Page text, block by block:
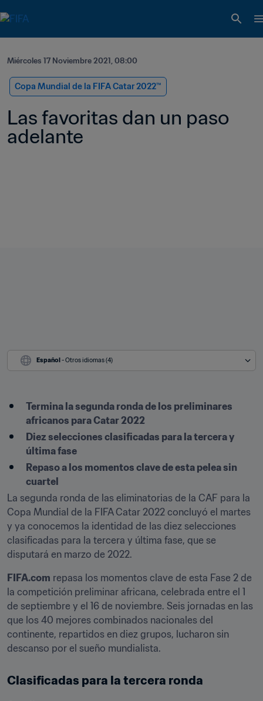
Miércoles 17 Noviembre 2021, 08:00
Copa Mundial de la FIFA Catar 2022™
Las favoritas dan un paso
adelante
Español - Otros idiomas (4)
Termina la segunda ronda de los preliminares
africanos para Catar 2022
Diez selecciones clasificadas para la tercera y
última fase
Repaso a los momentos clave de esta pelea sin
cuartel
La segunda ronda de las eliminatorias de la CAF para la
Copa Mundial de la FIFA Catar 2022 concluyó el martes
y ya conocemos la identidad de las diez selecciones
clasificadas para la tercera y última fase, que se
disputará en marzo de 2022.
FIFA.com repasa los momentos clave de esta Fase 2 de
la competición preliminar africana, celebrada entre el 1
de septiembre y el 16 de noviembre. Seis jornadas en las
que los 40 mejores combinados nacionales del
continente, repartidos en diez grupos, lucharon sin
descanso por el sueño mundialista.
Clasificadas para la tercera ronda